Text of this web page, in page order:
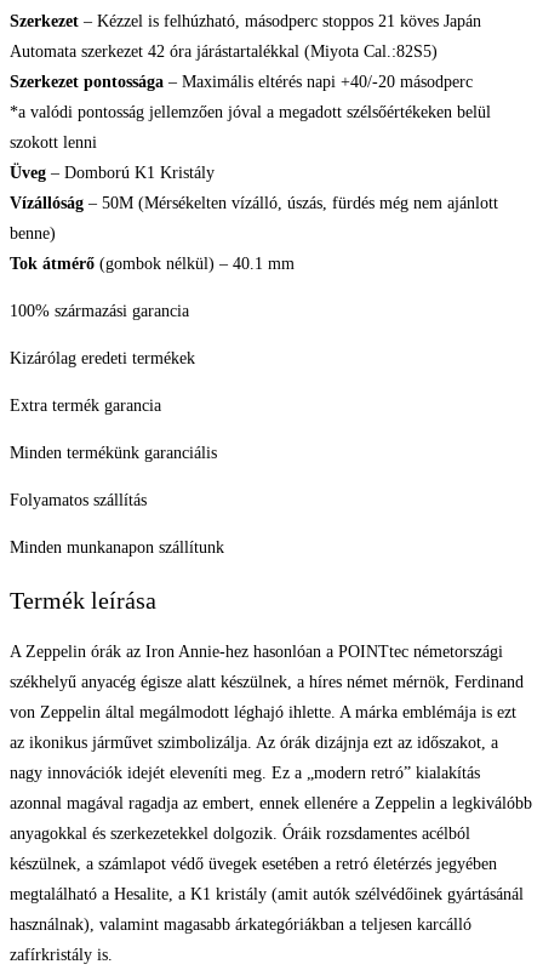
Szerkezet – Kézzel is felhúzható, másodperc stoppos 21 köves Japán
Automata szerkezet 42 óra járástartalékkal (Miyota Cal.:82S5)
Szerkezet pontossága – Maximális eltérés napi +40/-20 másodperc
*a valódi pontosság jellemzően jóval a megadott szélsőértékeken belül
szokott lenni
Üveg – Domború K1 Kristály
Vízállóság – 50M (Mérsékelten vízálló, úszás, fürdés még nem ajánlott
benne)
Tok átmérő (gombok nélkül) – 40.1 mm
100% származási garancia
Kizárólag eredeti termékek
Extra termék garancia
Minden termékünk garanciális
Folyamatos szállítás
Minden munkanapon szállítunk
Termék leírása
A Zeppelin órák az Iron Annie-hez hasonlóan a POINTtec németországi
székhelyű anyacég égisze alatt készülnek, a híres német mérnök, Ferdinand
von Zeppelin által megálmodott léghajó ihlette. A márka emblémája is ezt
az ikonikus járművet szimbolizálja. Az órák dizájnja ezt az időszakot, a
nagy innovációk idejét eleveníti meg. Ez a „modern retró” kialakítás
azonnal magával ragadja az embert, ennek ellenére a Zeppelin a legkiválóbb
anyagokkal és szerkezetekkel dolgozik. Óráik rozsdamentes acélból
készülnek, a számlapot védő üvegek esetében a retró életérzés jegyében
megtalálható a Hesalite, a K1 kristály (amit autók szélvédőinek gyártásánál
használnak), valamint magasabb árkategóriákban a teljesen karcálló
zafírkristály is.